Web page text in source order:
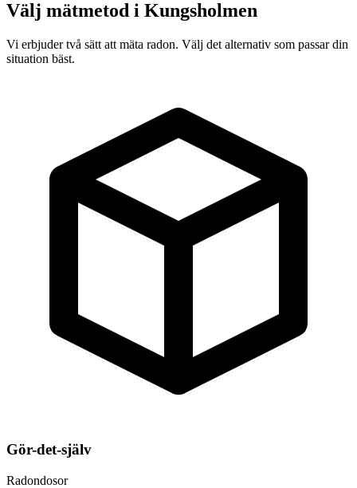
Välj mätmetod i Kungsholmen
Vi erbjuder två sätt att mäta radon. Välj det alternativ som passar din
situation bäst.
Gör-det-själv
Radondosor